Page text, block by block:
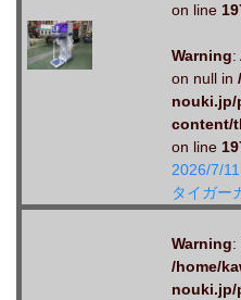
on line
Warning:
on null in
nouki.jp/
content/
on line
2026/7/11
タイガー
Warning:
/home/
nouki.jp/